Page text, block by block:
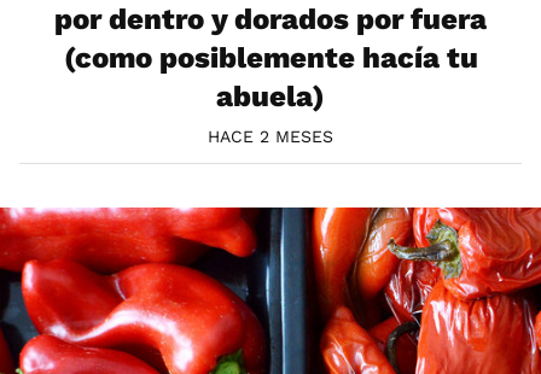
por dentro y dorados por fuera
(como posiblemente hacía tu
abuela)
HACE 2 MESES